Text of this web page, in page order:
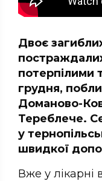
Двоє
потерпілими
грудня,
Доманово-
Тереблече.
у
швидкої
Вже у лікарні